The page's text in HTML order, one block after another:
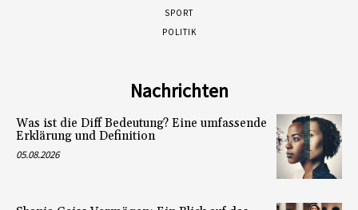
SPORT
POLITIK
Nachrichten
Was ist die Diff Bedeutung? Eine umfassende
Erklärung und Definition
05.08.2026